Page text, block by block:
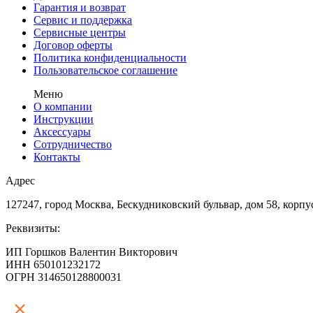
Гарантия и возврат
Сервис и поддержка
Сервисные центры
Договор оферты
Политика конфиденциальности
Пользовательское соглашение
Меню
О компании
Инструкции
Аксессуары
Сотрудничество
Контакты
Адрес
127247, город Москва, Бескудниковский бульвар, дом 58,
Реквизиты:
ИП Горшков Валентин Викторович
ИНН 650101232172
ОГРН 314650128800031